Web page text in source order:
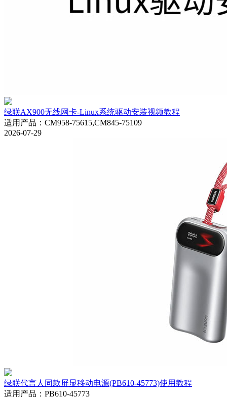
绿联AX900无线网卡-Linux系统驱动安装视频教程
适用产品 ： CM958-75615,CM845-75109
2026-07-29
绿联代言人同款屏显移动电源(PB610-45773)使用教程
适用产品 ： PB610-45773